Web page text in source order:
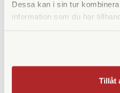
Dessa kan i sin tur
information som du har
Tillåt